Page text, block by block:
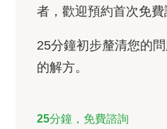
者，歡迎預約首次免費
25分鐘初步釐清您的
的解方。
25分鐘，免費諮詢